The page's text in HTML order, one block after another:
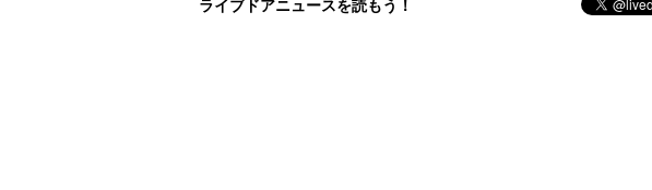
ライブドアニュースを読もう！